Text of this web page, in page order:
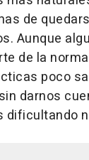
de
Aunque
de la
poco
darnos
dificultando